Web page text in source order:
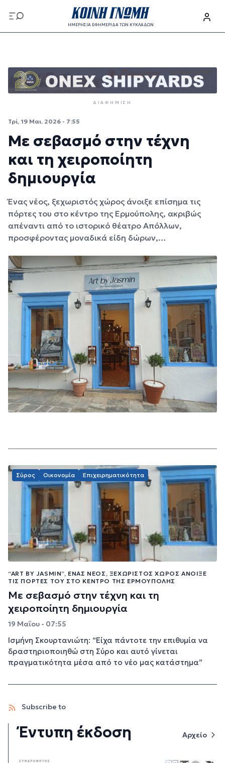
Παράκαμψη προς το κυρίως περιεχόμενο
ΗΜΕΡΗΣΙΑ ΕΦΗΜΕΡΙΔΑ ΤΩΝ ΚΥΚΛΑΔΩΝ
ΔΙΑΦΉΜΙΣΗ
Τρί, 19 Μαι. 2026 - 7:55
Με σεβασμό στην τέχνη
και τη χειροποίητη
δημιουργία
Ένας νέος, ξεχωριστός χώρος άνοιξε επίσημα τις
πόρτες του στο κέντρο της Ερμούπολης, ακριβώς
απέναντι από το ιστορικό θέατρο Απόλλων,
προσφέροντας μοναδικά είδη δώρων,…
Σύρος Οικονομία Επιχειρηματικότητα
“ART BY JASMIN”, ΈΝΑΣ ΝΈΟΣ, ΞΕΧΩΡΙΣΤΌΣ ΧΏΡΟΣ ΆΝΟΙΞΕ
ΤΙΣ ΠΌΡΤΕΣ ΤΟΥ ΣΤΟ ΚΈΝΤΡΟ ΤΗΣ ΕΡΜΟΎΠΟΛΗΣ
Με σεβασμό στην τέχνη και τη
χειροποίητη δημιουργία
19 Μαΐου - 07:55
Ισμήνη Σκουρτανιώτη: “Είχα πάντοτε την επιθυμία να
δραστηριοποιηθώ στη Σύρο και αυτό γίνεται
πραγματικότητα μέσα από το νέο μας κατάστημα”
Subscribe to
Έντυπη έκδοση Αρχείο